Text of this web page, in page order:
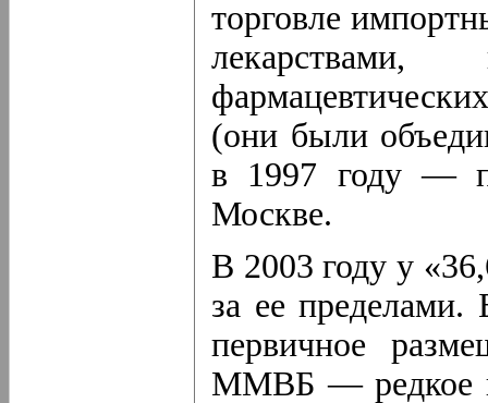
торговле
(они были
в 1997 году —
Москве.
В 2003 году у
за ее пределами.
первичное
ММВБ — редкое